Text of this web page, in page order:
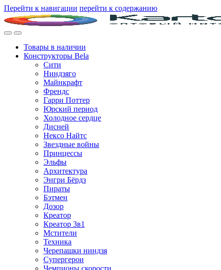
Перейти к навигации перейти к содержанию
Товары в наличии
Конструкторы Bela
Сити
Ниндзяго
Майнкрафт
Френдс
Гарри Поттер
Юрский период
Холодное сердце
Дисней
Нексо Найтс
Звездные войны
Принцессы
Эльфы
Архитектура
Энгри Бёрдз
Пираты
Бэтмен
Дозор
Креатор
Креатор 3в1
Мстители
Техника
Черепашки ниндзя
Супергерои
Чемпионы скорости